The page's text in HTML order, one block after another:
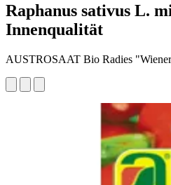
Raphanus sativus L.
Innenqualität
AUSTROSAAT Bio Radies